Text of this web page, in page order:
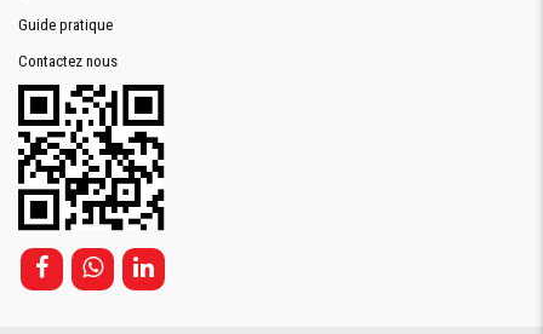
Guide pratique
Contactez nous